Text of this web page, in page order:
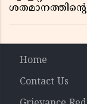
Home
Contact Us